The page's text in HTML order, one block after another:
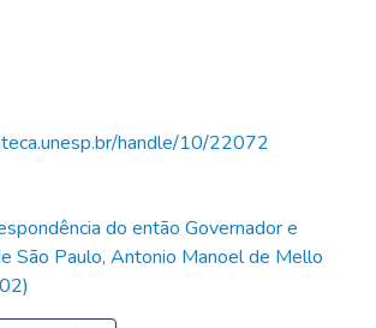
handle/10/22072
do então Governador e
São Paulo, Antonio Manoel de Mello